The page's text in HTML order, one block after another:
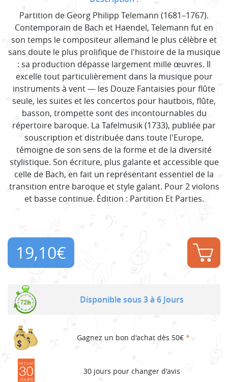
Partition de Georg Philipp Telemann (1681–1767).
Contemporain de Bach et Haendel, Telemann fut en
son temps le compositeur allemand le plus célèbre et
sans doute le plus prolifique de l'histoire de la musique
: sa production dépasse largement mille œuvres. Il
excelle tout particulièrement dans la musique pour
instruments à vent — les Douze Fantaisies pour flûte
seule, les suites et les concertos pour hautbois, flûte,
basson, trompette sont des incontournables du
répertoire baroque. La Tafelmusik (1733), publiée par
souscription et distribuée dans toute l'Europe,
témoigne de son sens de la forme et de la diversité
stylistique. Son écriture, plus galante et accessible que
celle de Bach, en fait un représentant essentiel de la
transition entre baroque et style galant. Pour 2 violons
et basse continue. Édition : Partition Et Parties.
19,10€
Disponible sous 3 à 6 Jours
Gagnez un bon d'achat dès 50€ *
30 jours pour changer d'avis